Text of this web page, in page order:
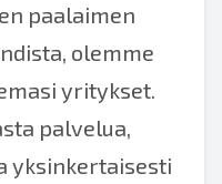
paalaimen
olemme
yritykset.
palvelua,
yksinkertaisesti